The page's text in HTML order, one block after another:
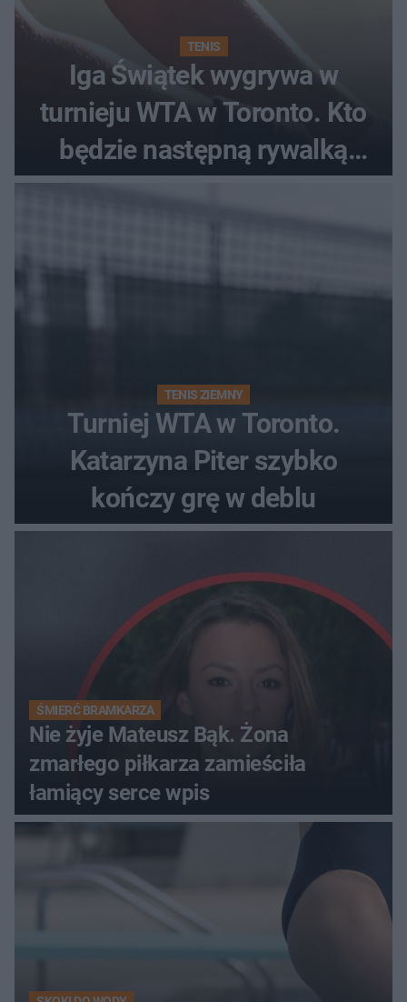
TENIS
Iga Świątek wygrywa w
turnieju WTA w Toronto. Kto
będzie następną rywalką
Polki?
TENIS ZIEMNY
Turniej WTA w Toronto.
Katarzyna Piter szybko
kończy grę w deblu
ŚMIERĆ BRAMKARZA
Nie żyje Mateusz Bąk. Żona
zmarłego piłkarza zamieściła
łamiący serce wpis